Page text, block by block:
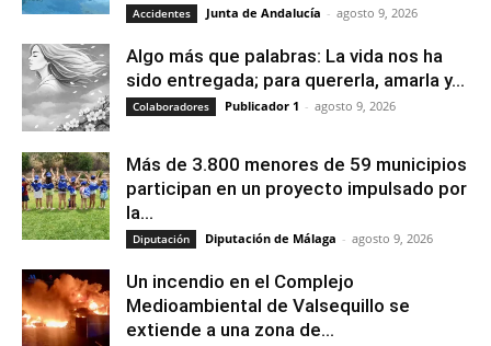
Accidentes Junta de Andalucía - agosto 9, 2026
Algo más que palabras: La vida nos ha
sido entregada; para quererla, amarla y...
Colaboradores Publicador 1 - agosto 9, 2026
Más de 3.800 menores de 59 municipios
participan en un proyecto impulsado por
la...
Diputación Diputación de Málaga - agosto 9, 2026
Un incendio en el Complejo
Medioambiental de Valsequillo se
extiende a una zona de...